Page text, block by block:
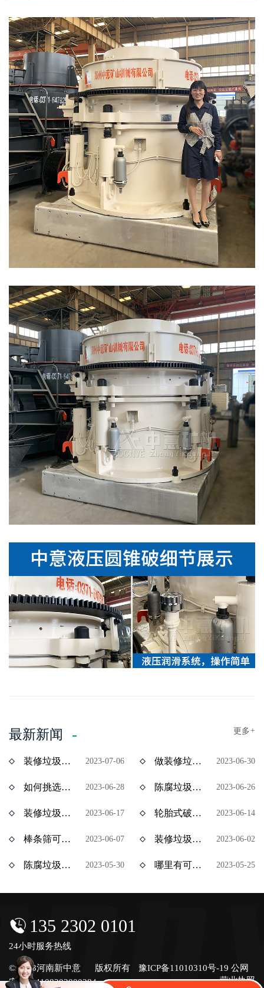
最新新闻 更多+
装修垃圾风选机分选效果怎么样？价格多少？ 2023-07-06 做装修垃圾资源化处理项目挣钱吗？装修垃圾设备价格多少？ 2023-06-30
如何挑选陈腐垃圾分拣设备？多少钱一台？ 2023-06-28 陈腐垃圾如何资源化处理？陈腐垃圾处理设备有哪些？ 2023-06-26
装修垃圾处理用什么设备效果好？多少钱一台？ 2023-06-17 轮胎式破碎机与履带式破碎机有什么区别？ 价格分别是多少？ 2023-06-14
棒条筛可以处理装修垃圾吗？棒条筛设备多少钱？ 2023-06-07 装修垃圾属于建筑垃圾吗？处理装修垃圾用什么设备比较合适？ 2023-06-02
陈腐垃圾处理赚钱吗？陈腐垃圾全套设备多少钱？ 2023-05-30 哪里有可以分期付款的装修垃圾设备？装修垃圾处理设备分期多少钱？ 2023-05-25
135 2302 0101
24小时服务热线
© 2023河南新中意 版权所有 豫ICP备11010310号-19 公网
安备号4108202000284
营业执照